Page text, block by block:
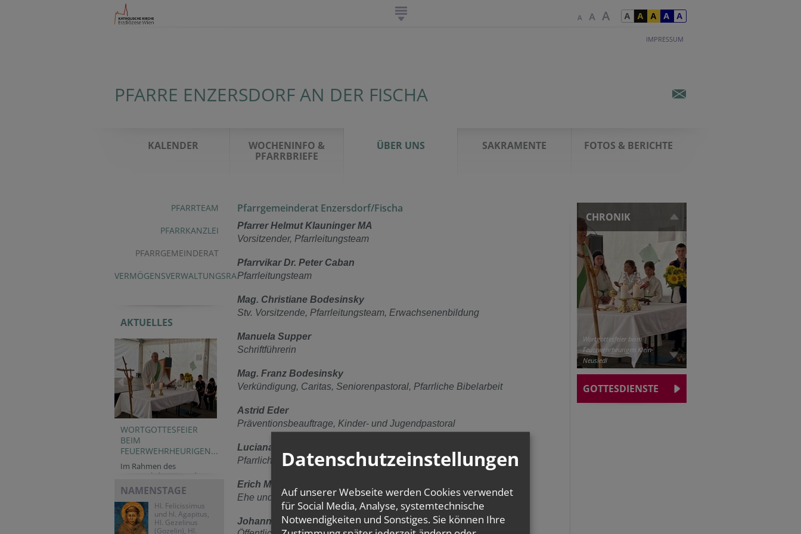
IMPRESSUM
PFARRE ENZERSDORF AN DER FISCHA
KALENDER
WOCHENINFO &
PFARRBRIEFE
ÜBER UNS SAKRAMENTE FOTOS & BERICHTE
PFARRTEAM
PFARRKANZLEI
PFARRGEMEINDERAT
VERMÖGENSVERWALTUNGSRAT
AKTUELLES
WORTGOTTESFEIER
BEIM
FEUERWEHRHEURIGEN...
Im Rahmen des
Feuerwehrheurigen der...
NAMENSTAGE
Hl. Felicissimus
und hl. Agapitus,
Hl. Gezelinus
(Gozelin), Hl.
Pfarrgemeinderat Enzersdorf/Fischa
Pfarrer Helmut Klauninger MA
Vorsitzender, Pfarrleitungsteam
Pfarrvikar Dr. Peter Caban
Pfarrleitungsteam
Mag. Christiane Bodesinsky
Stv. Vorsitzende, Pfarrleitungsteam, Erwachsenenbildung
Manuela Supper
Schriftführerin
Mag. Franz Bodesinsky
Verkündigung, Caritas, Seniorenpastoral, Pfarrliche Bibelarbeit
Astrid Eder
Präventionsbeauftrage, Kinder- und Jugendpastoral
Luciana Maric
Pfarrliche Bibelarbeit
Erich Meyer
Ehe und Familie
Johann Lippe
CHRONIK
Wortgottesfeier beim
Feuerwehrheurigen Klein-
Neusiedl
GOTTESDIENSTE
Datenschutzeinstellungen
Auf unserer Webseite werden Cookies verwendet
für Social Media, Analyse, systemtechnische
Notwendigkeiten und Sonstiges. Sie können Ihre